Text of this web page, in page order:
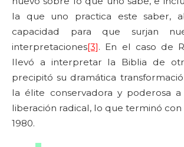
la que uno practica este saber,
capacidad para que surjan
interpretaciones[3]. En el caso de
llevó a interpretar la Biblia de
precipitó su dramática
la élite conservadora y poderosa
liberación radical, lo que terminó con
1980.